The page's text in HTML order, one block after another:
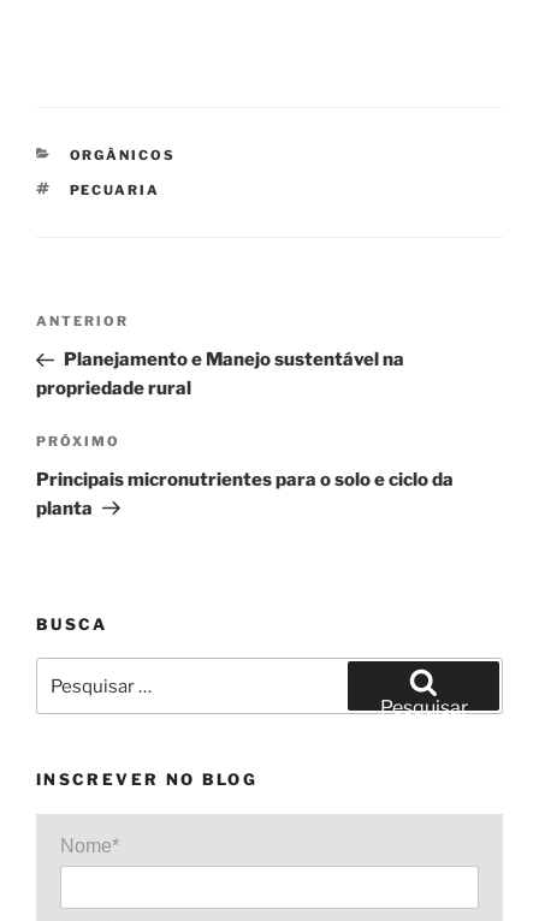
CATEGORIAS
ORGÂNICOS
TAGS
PECUARIA
Navegação
Post
Post
anterior
ANTERIOR
Planejamento e Manejo sustentável na
propriedade rural
Próximo
post
PRÓXIMO
Principais micronutrientes para o solo e ciclo da
planta
BUSCA
por:
Pesquisar
INSCREVER NO BLOG
Nome*